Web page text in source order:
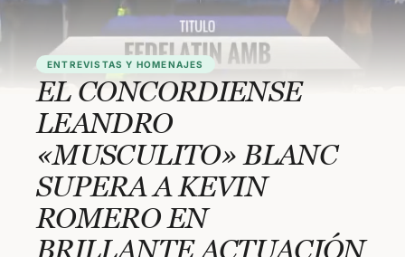
ENTREVISTAS Y HOMENAJES
EL CONCORDIENSE
LEANDRO
«MUSCULITO» BLANC
SUPERA A KEVIN
ROMERO EN
BRILLANTE ACTUACIÓN